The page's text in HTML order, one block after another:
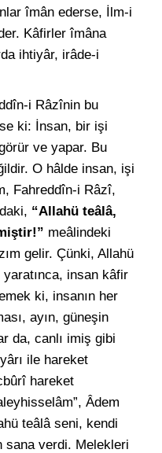
îmân ederse, İlm-i
Kâfirler îmâna
ihtiyâr, irâde-i
i Râzînin bu
ki: İnsan, bir işi
ve yapar. Bu
O hâlde insan, işi
Fahreddîn-i Râzî,
“Allahü teâlâ,
meâlindeki
gelir. Çünki, Allahü
insan kâfir
ki, insanın her
ayın, güneşin
da, canlı imiş gibi
ile hareket
hareket
Âdem
teâlâ seni, kendi
sana verdi. Melekleri